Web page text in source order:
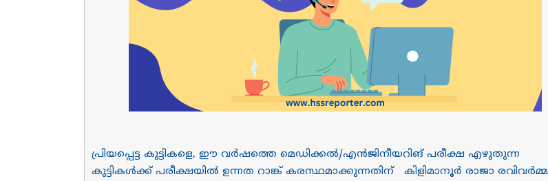
പ്രിയപ്പെട്ട കുട്ടികളെ, ഈ വർഷത്തെ മെഡിക്കൽ/എൻജിനീയറിങ് പരീക്ഷ എഴുതുന്ന
കുട്ടികൾക്ക് പരീക്ഷയിൽ ഉന്നത റാങ്ക് കരസ്ഥമാക്കുന്നതിന് കിളിമാനൂർ രാജാ രവിവർമ്മ